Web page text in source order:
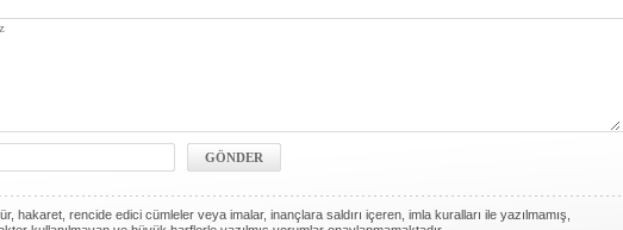
hakaret, rencide edici cümleler veya imalar, inançlara saldırı içeren, imla kuralları ile yazılmamış,